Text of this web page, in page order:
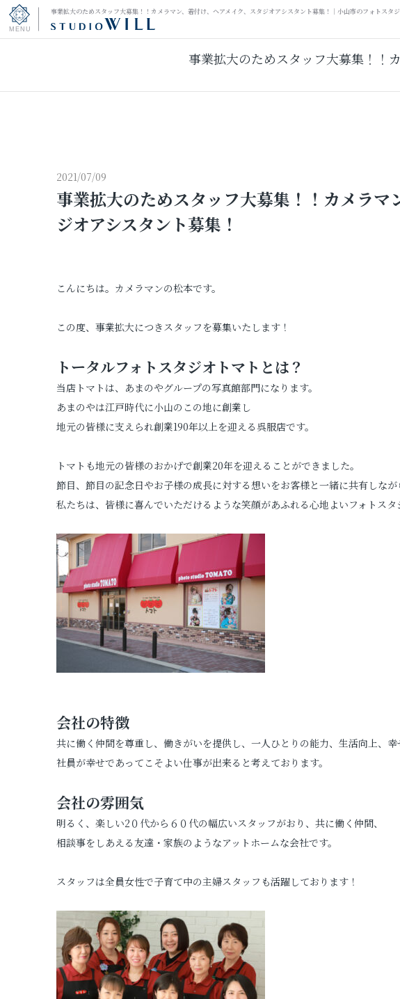
事業拡大のためスタッフ大募集！！カメラマン、着付け、ヘアメイク、スタジオアシスタント募集！｜小山市のフォトスタ
ウェディングフォト
振袖レンタル
プロフィールフォト
証明写真
事業拡大のためスタッフ大募集！！
2021/07/09
事業拡大のためスタッフ大募集！！カメラマ
ジオアシスタント募集！
こんにちは。カメラマンの松本です。
この度、事業拡大につきスタッフを募集いたします！
トータルフォトスタジオトマトとは？
当店トマトは、あまのやグループの写真館部門になります。
あまのやは江戸時代に小山のこの地に創業し
地元の皆様に支えられ創業190年以上を迎える呉服店です。
トマトも地元の皆様のおかげで創業20年を迎えることができました。
節目、節目の記念日やお子様の成長に対する想いをお客様と一緒に共有しなが
私たちは、皆様に喜んでいただけるような笑顔があふれる心地よいフォトスタ
会社の特徴
共に働く仲間を尊重し、働きがいを提供し、一人ひとりの能力、生活向上、幸
社員が幸せであってこそよい仕事が出来ると考えております。
会社の雰囲気
明るく、楽しい2０代から６０代の幅広いスタッフがおり、共に働く仲間、
相談事をしあえる友達・家族のようなアットホームな会社です。
スタッフは全員女性で子育て中の主婦スタッフも活躍しております！